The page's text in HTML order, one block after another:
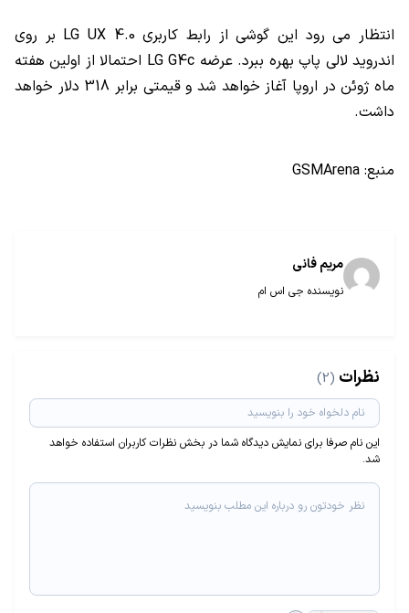
انتظار می رود این گوشی از رابط کاربری LG UX 4.0 بر روی
اندروید لالی پاپ بهره ببرد. عرضه LG G4c احتمالا از اولین هفته
ماه ژوئن در اروپا آغاز خواهد شد و قیمتی برابر 318 دلار خواهد
داشت.
منبع: GSMArena
مریم فانی
نویسنده جی اس ام
نظرات (2)
این نام صرفا برای نمایش دیدگاه شما در بخش نظرات کاربران استفاده خواهد
شد.